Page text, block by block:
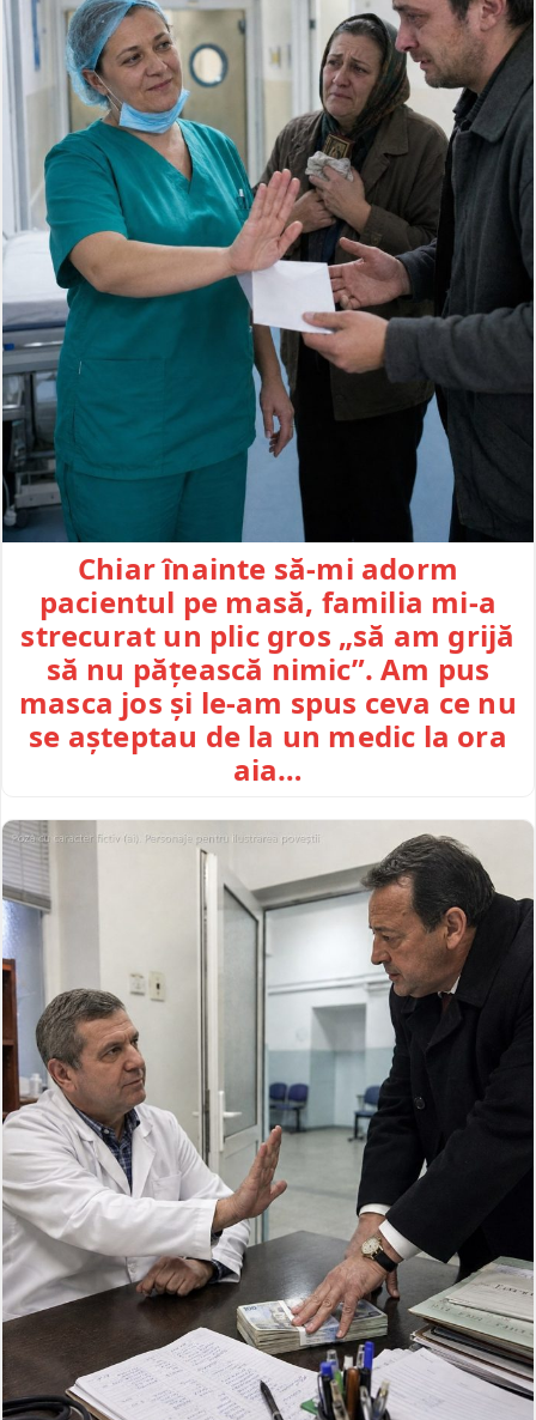
Chiar înainte să-mi adorm
pacientul pe masă, familia mi-a
strecurat un plic gros „să am grijă
să nu pățească nimic”. Am pus
masca jos și le-am spus ceva ce nu
se așteptau de la un medic la ora
aia…